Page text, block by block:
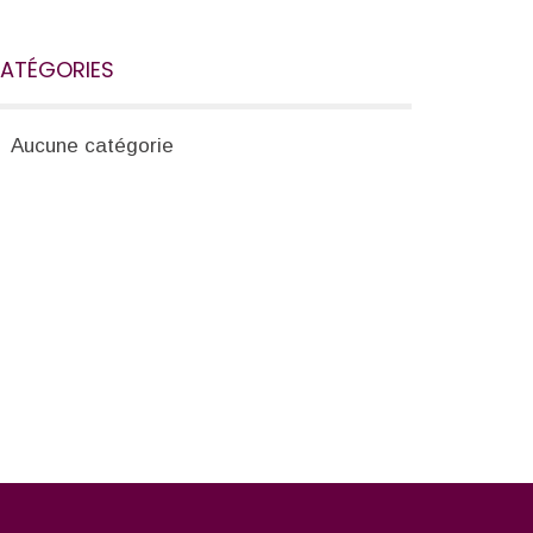
Aucune catégorie